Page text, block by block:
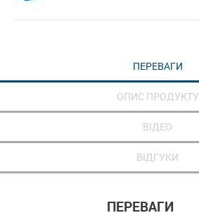
ПЕРЕВАГИ
ОПИС ПРОДУКТУ
ВІДЕО
ВІДГУКИ
ПЕРЕВАГИ